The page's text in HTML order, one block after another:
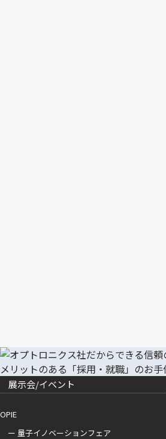
展示会/イベント
OPIE
ー 量子イノベーションフェア